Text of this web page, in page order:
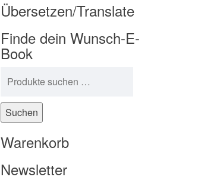
Übersetzen/Translate
Finde dein Wunsch-E-
Book
Suchen
Warenkorb
Newsletter